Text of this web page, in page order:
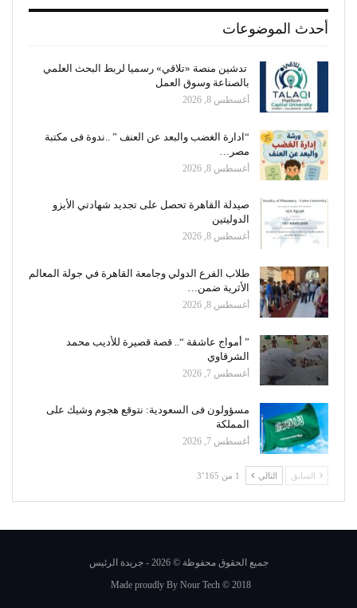
أحدث الموضوعات
تدشين منصة «تلاقي» رسميا لربط البحث العلمي
بالصناعة وسوق العمل
أغسطس 8, 2026
“ادارة الغضب والبعد عن العنف ” ..ندوة فى مكتبة
مصر…
أغسطس 8, 2026
صيدلة القاهرة تحصل على تجديد شهادتي الأيزو
الدوليتين
أغسطس 8, 2026
طلاب الفرع الدولي وجامعة القاهرة في جولة المعالم
الأثرية ضمن…
أغسطس 8, 2026
” أمواج عاشقة “.. قصة قصيرة للأديب محمد
الشرقاوي
أغسطس 7, 2026
مسؤولون فى السعودية: نتوقع هجوم وشيك على
المملكة
أغسطس 7, 2026
السابق التالي 1 من 3٬165
جميع الحقوق محفوظة © 2026 - جريدة الرئيس
Made proudly By Nour Tech © 2018